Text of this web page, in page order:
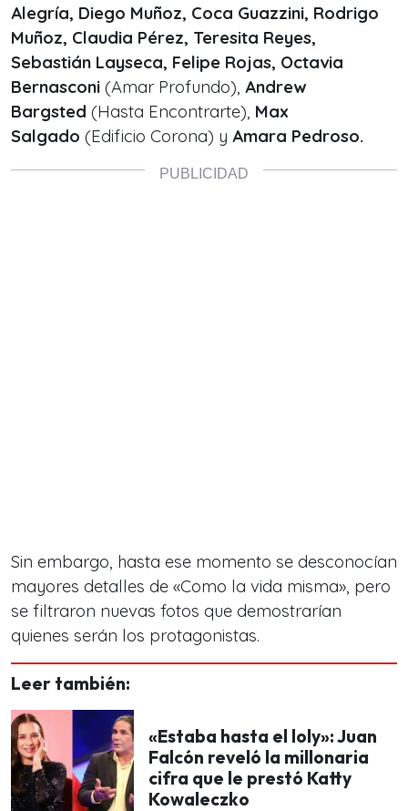
Alegría, Diego Muñoz, Coca Guazzini, Rodrigo
Muñoz, Claudia Pérez, Teresita Reyes,
Sebastián Layseca, Felipe Rojas, Octavia
Bernasconi (Amar Profundo), Andrew
Bargsted (Hasta Encontrarte), Max
Salgado (Edificio Corona) y Amara Pedroso.
Sin embargo, hasta ese momento se desconocían
mayores detalles de «Como la vida misma», pero
se filtraron nuevas fotos que demostrarían
quienes serán los protagonistas.
Leer también:
«Estaba hasta el loly»: Juan
Falcón reveló la millonaria
cifra que le prestó Katty
Kowaleczko